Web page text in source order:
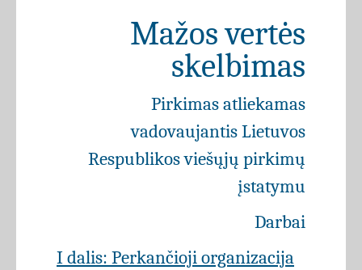
Mažos vertės
skelbimas
Pirkimas atliekamas
vadovaujantis Lietuvos
Respublikos viešųjų pirkimų
įstatymu
Darbai
I dalis: Perkančioji organizacija